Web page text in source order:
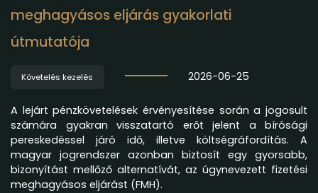
meghagyásos eljárás gyakorlati
útmutatója
Követelés kezelés 2026-06-25
A lejárt pénzkövetelések érvényesítése során a jogosult
számára gyakran visszatartó erőt jelent a bírósági
pereskedéssel járó idő, illetve költségráfordítás. A
magyar jogrendszer azonban biztosít egy gyorsabb,
bizonyítást mellőző alternatívát, az úgynevezett fizetési
meghagyásos eljárást (FMH).